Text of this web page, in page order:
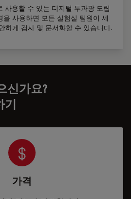
사용할 수 있는 디지털 투과광 도립
을 사용하면 모든 실험실 팀원이 세
하게 검사 및 문서화할 수 있습니다.
신가요?
기
가격